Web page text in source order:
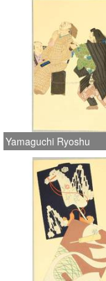
Yamaguchi Ryoshu